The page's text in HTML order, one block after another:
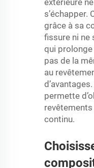
extérieure
s’échapper.
grâce à sa
fissure ni ne
qui
pas de la
au
permette
continu.